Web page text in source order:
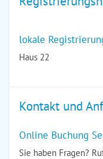
lokale
Haus 22
Kontakt und
Online Buchung
Sie haben Fragen?